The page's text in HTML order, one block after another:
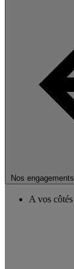
Nos engagements
A vos côtés